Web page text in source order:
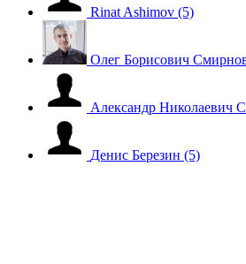
Rinat Ashimov (5)
Олег Борисович
Александр Николаевич
Денис Березин (5)